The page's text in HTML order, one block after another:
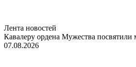
Лента новостей
Кавалеру ордена Мужества посвятили
07.08.2026